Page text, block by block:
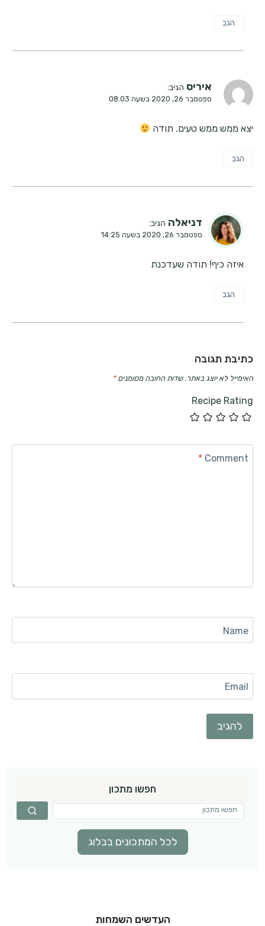
הגב
איריס הגיב:
ספטמבר 26, 2020 בשעה 08:03
יצא ממש ממש טעים. תודה
הגב
דניאלה הגיב:
ספטמבר 26, 2020 בשעה 14:25
איזה כיף! תודה שעדכנת
הגב
כתיבת תגובה
האימייל לא יוצג באתר. שדות החובה מסומנים*
Recipe Rating
Comment
*
Name
Email
חפשו מתכון
לכל המתכונים בבלוג
העדשים השמחות